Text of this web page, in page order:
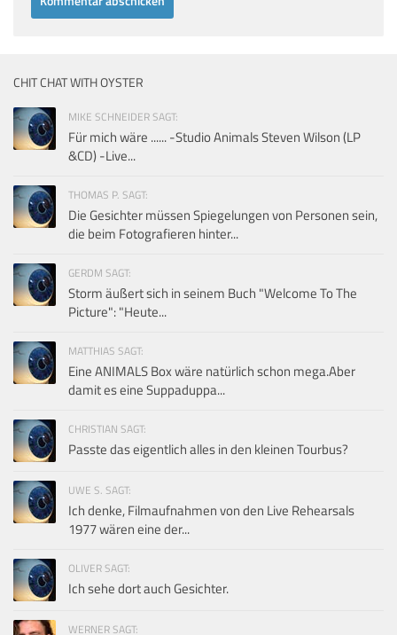
CHIT CHAT WITH OYSTER
MIKE SCHNEIDER SAGT:
Für mich wäre ...... -Studio Animals Steven Wilson (LP
&CD) -Live...
THOMAS P. SAGT:
Die Gesichter müssen Spiegelungen von Personen sein,
die beim Fotografieren hinter...
GERDM SAGT:
Storm äußert sich in seinem Buch "Welcome To The
Picture": "Heute...
MATTHIAS SAGT:
Eine ANIMALS Box wäre natürlich schon mega.Aber
damit es eine Suppaduppa...
CHRISTIAN SAGT:
Passte das eigentlich alles in den kleinen Tourbus?
UWE S. SAGT:
Ich denke, Filmaufnahmen von den Live Rehearsals
1977 wären eine der...
OLIVER SAGT:
Ich sehe dort auch Gesichter.
WERNER SAGT: